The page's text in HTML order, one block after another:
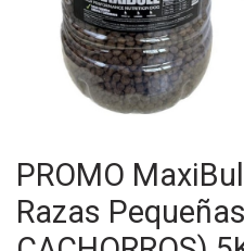
PROMO
Razas